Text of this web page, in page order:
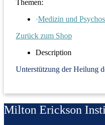
Themen:
›Medizin und
Zurück zum Shop
Description
Unterstützung der Heilung
Milton Erickson